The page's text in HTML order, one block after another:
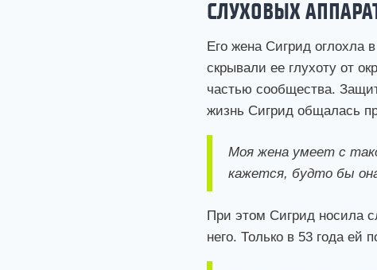
СЛУХОВЫХ
Его жена Сигрид оглохла
скрывали ее глухоту от
частью сообщества.
жизнь Сигрид общалась
Моя жена умеет с
кажется, будто бы
При этом Сигрид носила
него. Только в 53 года ей